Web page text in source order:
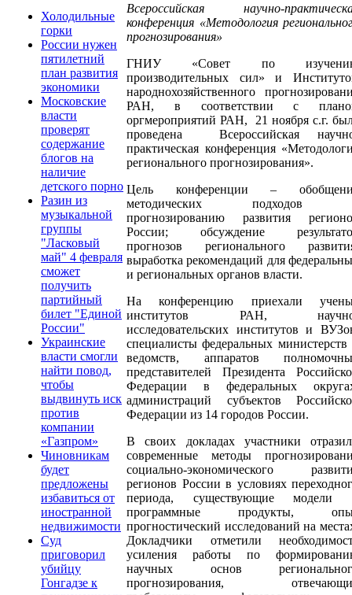
Холодильные
горки
России нужен
пятилетний
план развития
экономики
Московские
власти
проверят
содержание
блогов на
наличие
детского порно
Разин из
музыкальной
группы
"Ласковый
май" 4 февраля
сможет
получить
партийный
билет "Единой
России"
Украинские
власти смогли
найти повод,
чтобы
выдвинуть иск
против
компании
«Газпром»
Чиновникам
будет
предложены
избавиться от
иностранной
недвижимости
Суд
приговорил
убийцу
Гонгадзе к
Всероссийская научно-
конференция «Методология
прогнозирования»
ГНИУ «Совет по
производительных сил» и
народнохозяйственного
РАН, в соответствии с
оргмероприятий РАН, 21 ноября с.г.
проведена Всероссийская
практическая конференция
регионального прогнозирования».
Цель конференции –
методических подходов
прогнозированию развития
России; обсуждение
прогнозов регионального
выработка рекомендаций для
и региональных органов власти.
На конференцию приехали
институтов РАН,
исследовательских институтов и
специалисты федеральных министерств
ведомств, аппаратов
представителей Президента
Федерации в федеральных
администраций субъектов
Федерации из 14 городов России.
В своих докладах участники
современные методы
социально-экономического
регионов России в условиях
периода, существующие модели
программные продукты,
прогностический исследований на
Докладчики отметили
усиления работы по
научных основ
прогнозирования,